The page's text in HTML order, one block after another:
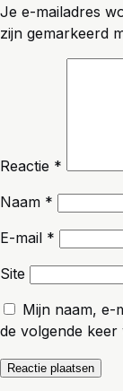
Je e-mailadres
zijn gemarkeerd
Reactie *
Naam *
E-mail *
Site
Mijn naam, e-
de volgende